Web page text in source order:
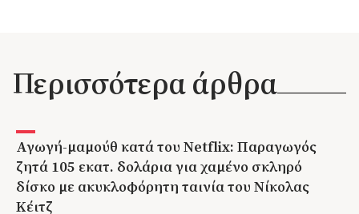
Περισσότερα άρθρα
Αγωγή-μαμούθ κατά του Netflix: Παραγωγός
ζητά 105 εκατ. δολάρια για χαμένο σκληρό
δίσκο με ακυκλοφόρητη ταινία του Νίκολας
Κέιτζ